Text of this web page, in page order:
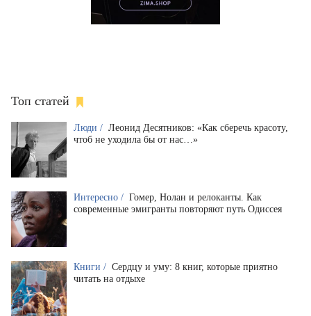
Топ статей
Люди / Леонид Десятников: «Как сберечь красоту,
чтоб не уходила бы от нас…»
Интересно / Гомер, Нолан и релоканты. Как
современные эмигранты повторяют путь Одиссея
Книги / Сердцу и уму: 8 книг, которые приятно
читать на отдыхе